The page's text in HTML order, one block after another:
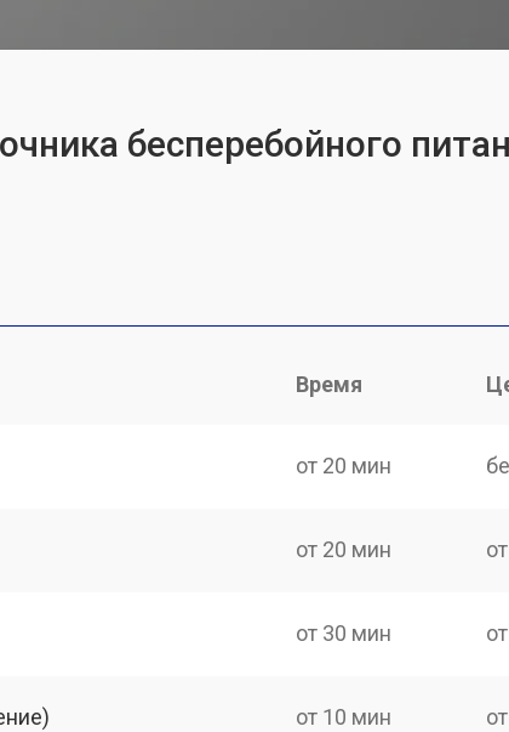
бесперебойного
Время
от 20 мин
от 20 мин
от 30 мин
от 10 мин